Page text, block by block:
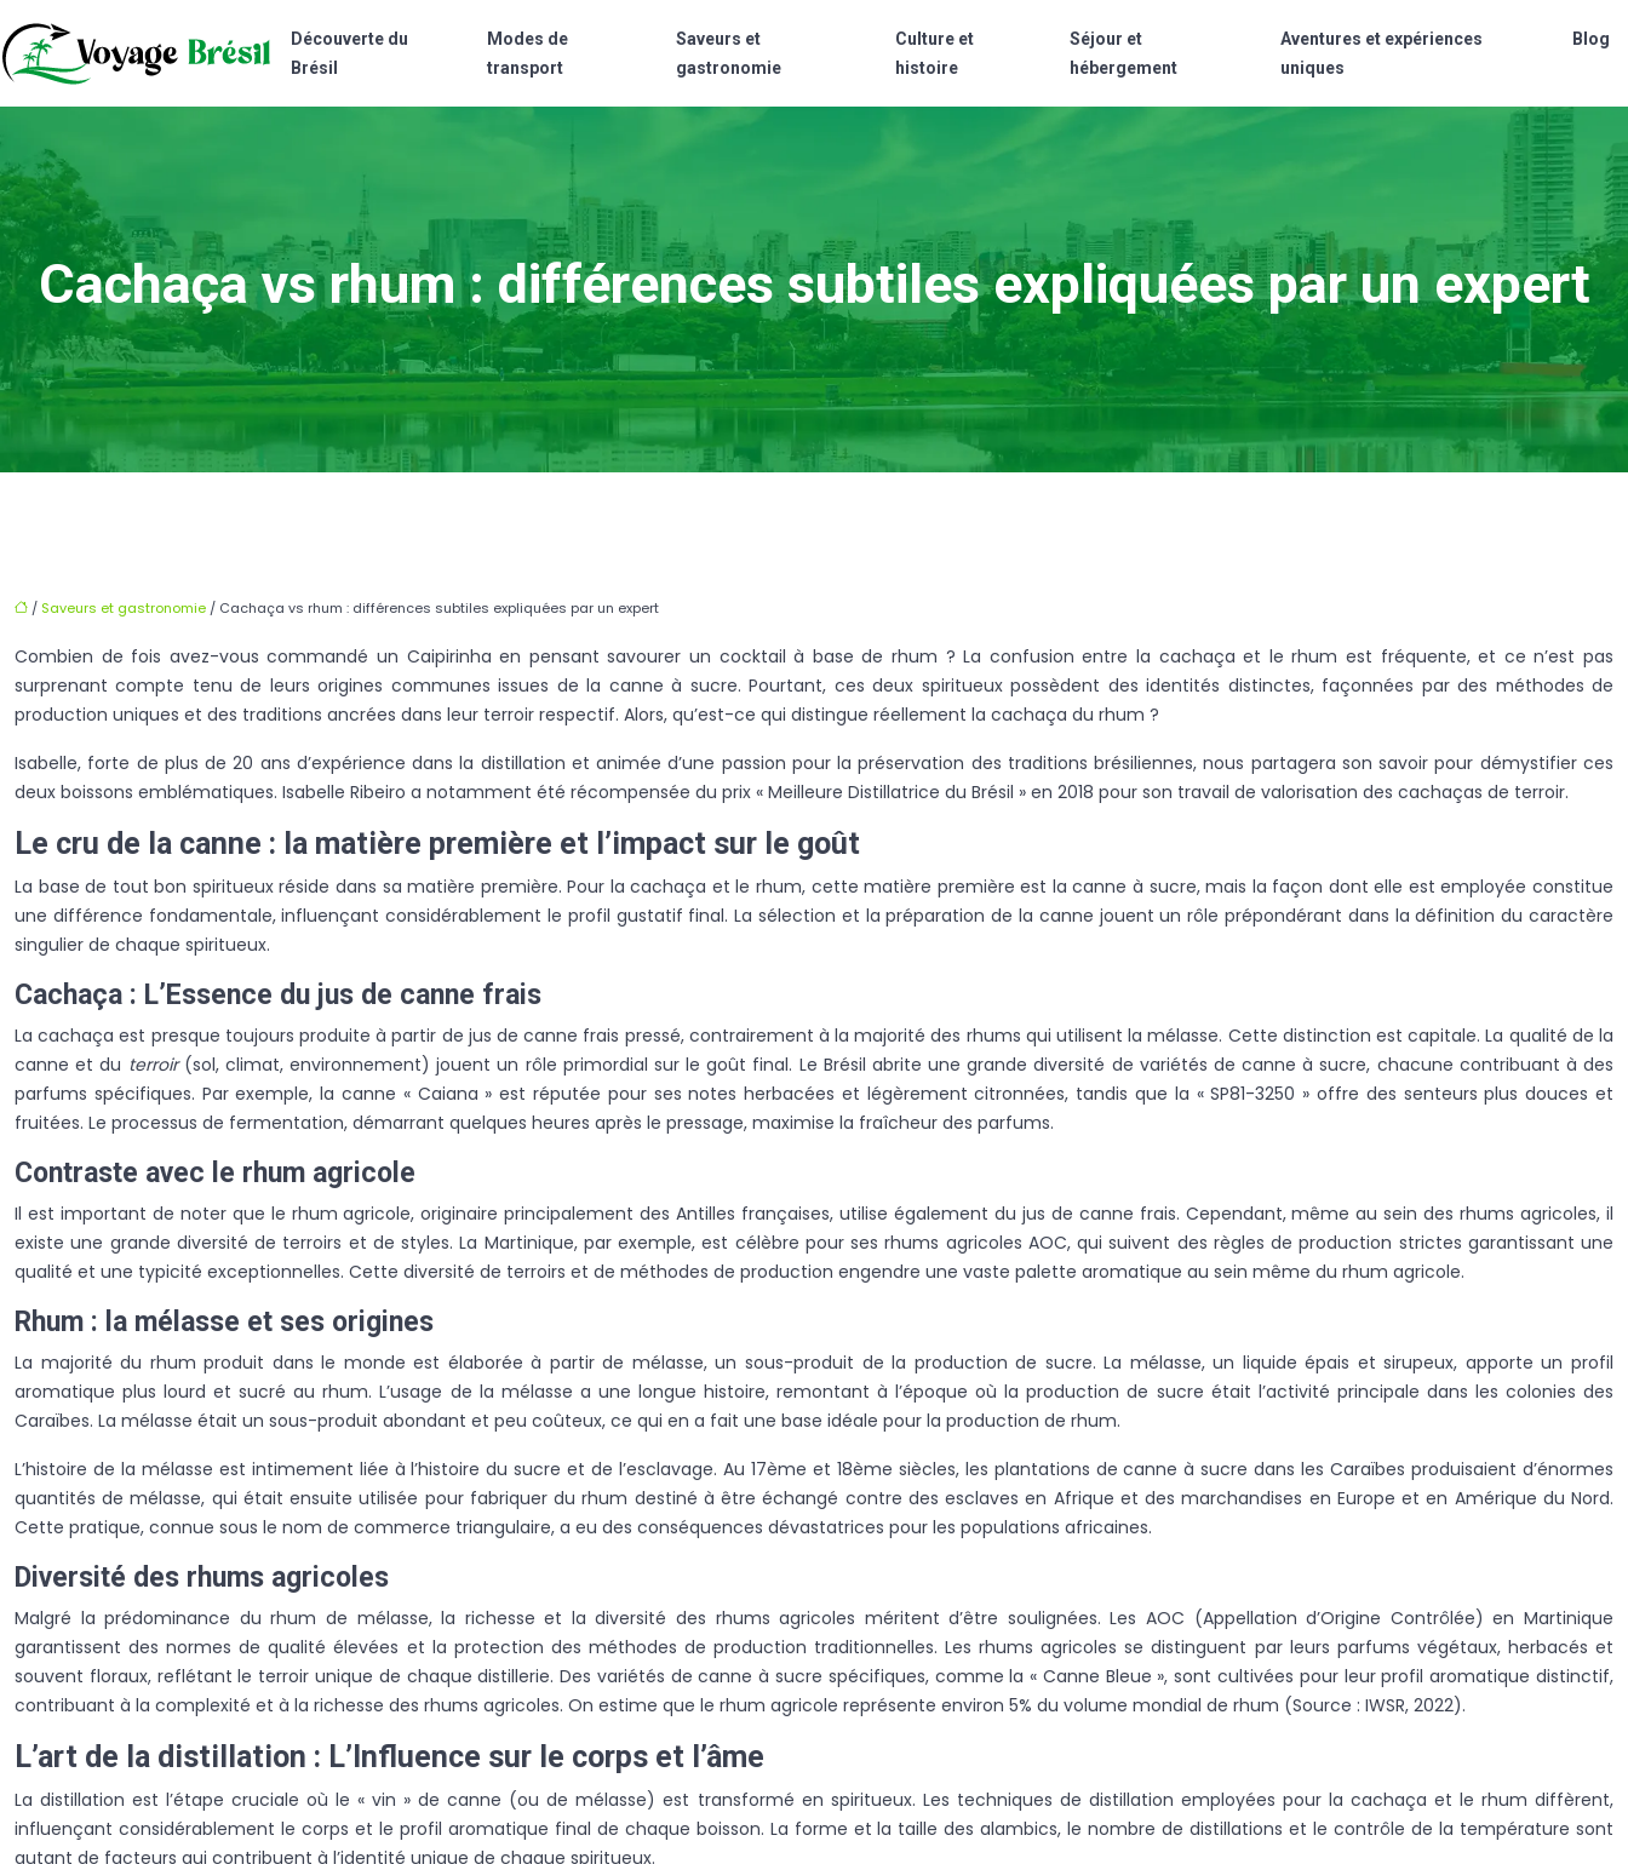
Découverte du
Brésil
Modes de
transport
Saveurs et
gastronomie
Culture et
histoire
Séjour et
hébergement
Aventures et expériences
uniques
Blog
Cachaça vs rhum : différences subtiles expliquées par un expert
/ Saveurs et gastronomie / Cachaça vs rhum : différences subtiles expliquées par un expert
Combien de fois avez-vous commandé un Caipirinha en pensant savourer un cocktail à base de rhum ? La confusion entre la cachaça et le rhum est fréquente, et ce n’est pas
surprenant compte tenu de leurs origines communes issues de la canne à sucre. Pourtant, ces deux spiritueux possèdent des identités distinctes, façonnées par des méthodes de
production uniques et des traditions ancrées dans leur terroir respectif. Alors, qu’est-ce qui distingue réellement la cachaça du rhum ?
Isabelle, forte de plus de 20 ans d’expérience dans la distillation et animée d’une passion pour la préservation des traditions brésiliennes, nous partagera son savoir pour démystifier ces
deux boissons emblématiques. Isabelle Ribeiro a notamment été récompensée du prix « Meilleure Distillatrice du Brésil » en 2018 pour son travail de valorisation des cachaças de terroir.
Le cru de la canne : la matière première et l’impact sur le goût
La base de tout bon spiritueux réside dans sa matière première. Pour la cachaça et le rhum, cette matière première est la canne à sucre, mais la façon dont elle est employée constitue
une différence fondamentale, influençant considérablement le profil gustatif final. La sélection et la préparation de la canne jouent un rôle prépondérant dans la définition du caractère
singulier de chaque spiritueux.
Cachaça : L’Essence du jus de canne frais
La cachaça est presque toujours produite à partir de jus de canne frais pressé, contrairement à la majorité des rhums qui utilisent la mélasse. Cette distinction est capitale. La qualité de la
canne et du terroir (sol, climat, environnement) jouent un rôle primordial sur le goût final. Le Brésil abrite une grande diversité de variétés de canne à sucre, chacune contribuant à des
parfums spécifiques. Par exemple, la canne « Caiana » est réputée pour ses notes herbacées et légèrement citronnées, tandis que la « SP81-3250 » offre des senteurs plus douces et
fruitées. Le processus de fermentation, démarrant quelques heures après le pressage, maximise la fraîcheur des parfums.
Contraste avec le rhum agricole
Il est important de noter que le rhum agricole, originaire principalement des Antilles françaises, utilise également du jus de canne frais. Cependant, même au sein des rhums agricoles, il
existe une grande diversité de terroirs et de styles. La Martinique, par exemple, est célèbre pour ses rhums agricoles AOC, qui suivent des règles de production strictes garantissant une
qualité et une typicité exceptionnelles. Cette diversité de terroirs et de méthodes de production engendre une vaste palette aromatique au sein même du rhum agricole.
Rhum : la mélasse et ses origines
La majorité du rhum produit dans le monde est élaborée à partir de mélasse, un sous-produit de la production de sucre. La mélasse, un liquide épais et sirupeux, apporte un profil
aromatique plus lourd et sucré au rhum. L’usage de la mélasse a une longue histoire, remontant à l’époque où la production de sucre était l’activité principale dans les colonies des
Caraïbes. La mélasse était un sous-produit abondant et peu coûteux, ce qui en a fait une base idéale pour la production de rhum.
L’histoire de la mélasse est intimement liée à l’histoire du sucre et de l’esclavage. Au 17ème et 18ème siècles, les plantations de canne à sucre dans les Caraïbes produisaient d’énormes
quantités de mélasse, qui était ensuite utilisée pour fabriquer du rhum destiné à être échangé contre des esclaves en Afrique et des marchandises en Europe et en Amérique du Nord.
Cette pratique, connue sous le nom de commerce triangulaire, a eu des conséquences dévastatrices pour les populations africaines.
Diversité des rhums agricoles
Malgré la prédominance du rhum de mélasse, la richesse et la diversité des rhums agricoles méritent d’être soulignées. Les AOC (Appellation d’Origine Contrôlée) en Martinique
garantissent des normes de qualité élevées et la protection des méthodes de production traditionnelles. Les rhums agricoles se distinguent par leurs parfums végétaux, herbacés et
souvent floraux, reflétant le terroir unique de chaque distillerie. Des variétés de canne à sucre spécifiques, comme la « Canne Bleue », sont cultivées pour leur profil aromatique distinctif,
contribuant à la complexité et à la richesse des rhums agricoles. On estime que le rhum agricole représente environ 5% du volume mondial de rhum (Source : IWSR, 2022).
L’art de la distillation : L’Influence sur le corps et l’âme
La distillation est l’étape cruciale où le « vin » de canne (ou de mélasse) est transformé en spiritueux. Les techniques de distillation employées pour la cachaça et le rhum diffèrent,
influençant considérablement le corps et le profil aromatique final de chaque boisson. La forme et la taille des alambics, le nombre de distillations et le contrôle de la température sont
autant de facteurs qui contribuent à l’identité unique de chaque spiritueux.